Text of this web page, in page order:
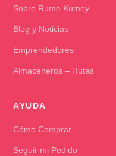
Sobre Rume Kumey
Blog y Noticias
Emprendedores
Almaceneros – Rutas
AYUDA
Cómo Comprar
Seguir mi Pedido